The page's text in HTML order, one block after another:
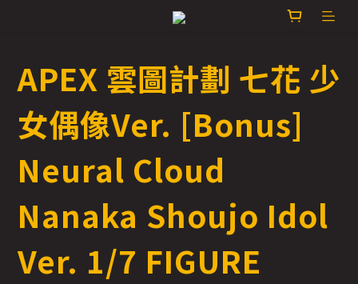
APEX 雲圖計劃 七花 少
女偶像Ver. [Bonus]
Neural Cloud
Nanaka Shoujo Idol
Ver. 1/7 FIGURE